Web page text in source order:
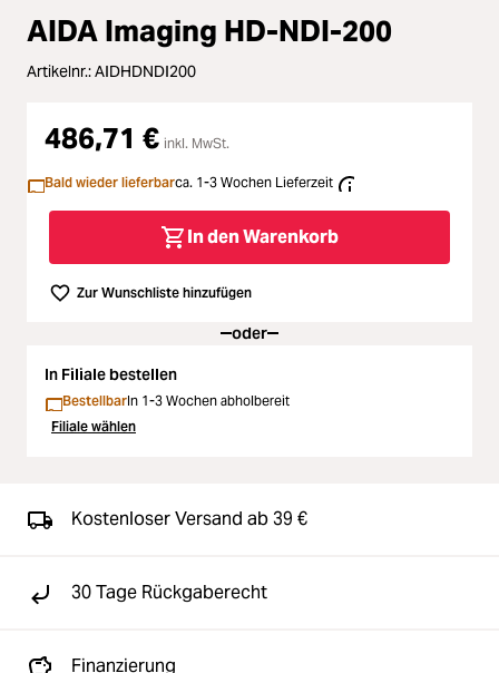
Licht & Studio
Bildbearbeitung
Ferngläser
Second Hand
AIDA Imaging HD-NDI-200
Artikelnr.:AIDHDNDI200
486,71 € inkl. MwSt.
Bald wieder lieferbarca. 1-3 Wochen Lieferzeit
In den Warenkorb
Zur Wunschliste hinzufügen
oder
In Filiale bestellen
BestellbarIn 1-3 Wochen abholbereit
Filiale wählen
Kostenloser Versand ab 39 €
30 Tage Rückgaberecht
Finanzierung